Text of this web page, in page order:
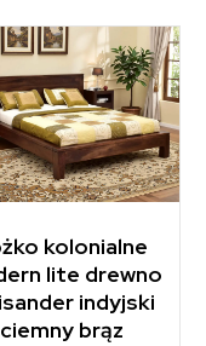
kolonialne
lite drewno
indyjski
ciemny brąz